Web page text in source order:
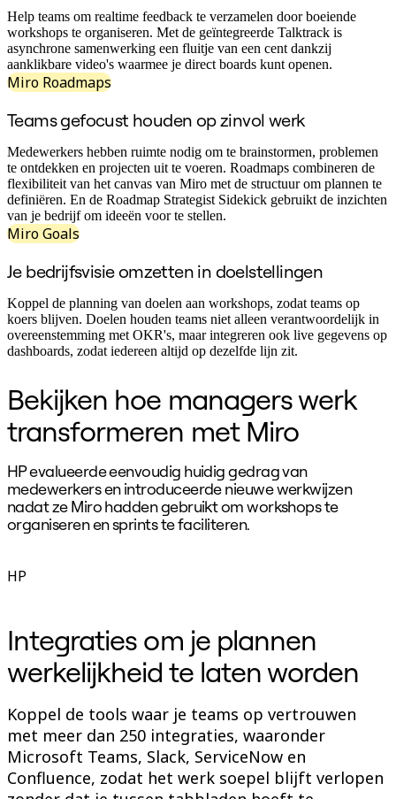
AI-transformatie
Werkwijzen-transformatie
Digitale werknemerservaring
Klantervaring en serviceontwerp
Leren
Verhalen van klanten
Academy
Webinars
Reforge Learning
Community en ondersteuning
Helpcentrum
Partners en diensten
Solution Partners
Prijzen
Help teams om realtime feedback te verzamelen door boeiende
workshops te organiseren. Met de geïntegreerde Talktrack is
asynchrone samenwerking een fluitje van een cent dankzij
aanklikbare video's waarmee je direct boards kunt openen.
Miro Roadmaps
Teams gefocust houden op zinvol werk
Medewerkers hebben ruimte nodig om te brainstormen, problemen
te ontdekken en projecten uit te voeren. Roadmaps combineren de
flexibiliteit van het canvas van Miro met de structuur om plannen te
definiëren. En de Roadmap Strategist Sidekick gebruikt de inzichten
van je bedrijf om ideeën voor te stellen.
Miro Goals
Je bedrijfsvisie omzetten in doelstellingen
Koppel de planning van doelen aan workshops, zodat teams op
koers blijven. Doelen houden teams niet alleen verantwoordelijk in
overeenstemming met OKR's, maar integreren ook live gegevens op
dashboards, zodat iedereen altijd op dezelfde lijn zit.
Bekijken hoe managers werk
transformeren met Miro
HP evalueerde eenvoudig huidig gedrag van
medewerkers en introduceerde nieuwe werkwijzen
nadat ze Miro hadden gebruikt om workshops te
organiseren en sprints te faciliteren.
HP
Integraties om je plannen
werkelijkheid te laten worden
Koppel de tools waar je teams op vertrouwen
met meer dan 250 integraties, waaronder
Microsoft Teams, Slack, ServiceNow en
Confluence, zodat het werk soepel blijft verlopen